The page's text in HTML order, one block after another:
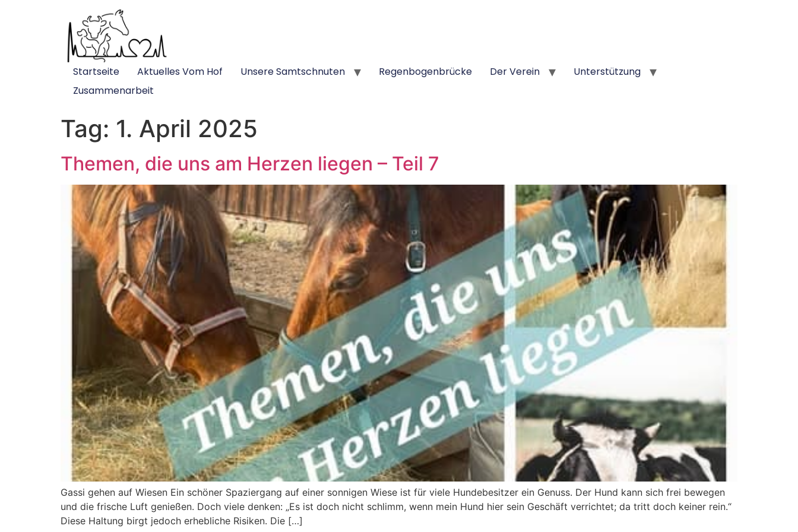
Startseite Aktuelles Vom Hof Unsere Samtschnuten Regenbogenbrücke Der Verein
Unterstützung
Zusammenarbeit
Tag: 1. April 2025
Themen, die uns am Herzen liegen – Teil 7
Gassi gehen auf Wiesen Ein schöner Spaziergang auf einer sonnigen Wiese ist für viele Hundebesitzer ein Genuss. Der Hund kann sich frei bewegen
und die frische Luft genießen. Doch viele denken: „Es ist doch nicht schlimm, wenn mein Hund hier sein Geschäft verrichtet; da tritt doch keiner rein.“
Diese Haltung birgt jedoch erhebliche Risiken. Die […]